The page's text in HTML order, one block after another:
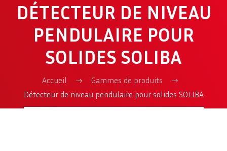
ENGLISH
DÉTECTEUR DE NIVEAU
PENDULAIRE POUR
SOLIDES SOLIBA
Accueil
Gammes de produits
Détecteur de niveau pendulaire pour solides SOLIBA